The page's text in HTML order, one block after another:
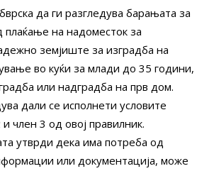
да ги разгледува барањата за
на надоместок за
земјиште за изградба на
во куќи за млади до 35 години,
или надградба на прв дом.
дали се исполнети условите
член 3 од овој правилник.
утврди дека има потреба од
или документација, може